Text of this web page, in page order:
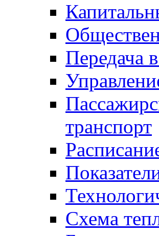
Передача
транспорт
Схема